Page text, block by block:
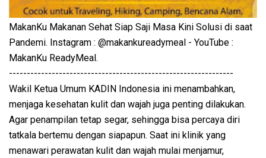
MakanKu Makanan Sehat Siap Saji Masa Kini Solusi di saat
Pandemi. Instagram : @makankureadymeal - YouTube :
MakanKu ReadyMeal.
---------------------------------------------------------------
Wakil Ketua Umum KADIN Indonesia ini menambahkan,
menjaga kesehatan kulit dan wajah juga penting dilakukan.
Agar penampilan tetap segar, sehingga bisa percaya diri
tatkala bertemu dengan siapapun. Saat ini klinik yang
menawari perawatan kulit dan wajah mulai menjamur,